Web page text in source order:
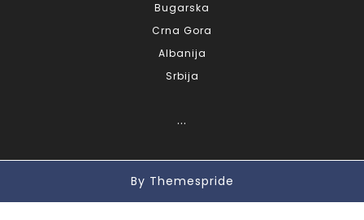
Bugarska
Crna Gora
Albanija
Srbija
...
By Themespride